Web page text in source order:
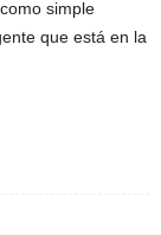
simple
que está en la